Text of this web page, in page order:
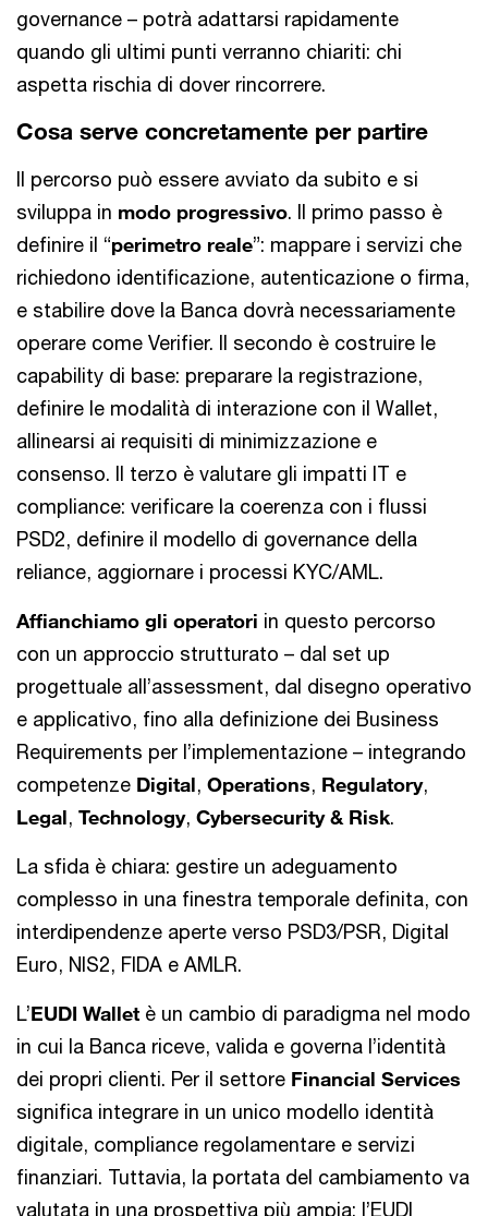
governance – potrà adattarsi rapidamente
quando gli ultimi punti verranno chiariti: chi
aspetta rischia di dover rincorrere.
Cosa serve concretamente per partire
Il percorso può essere avviato da subito e si
sviluppa in modo progressivo. Il primo passo è
definire il “perimetro reale”: mappare i servizi che
richiedono identificazione, autenticazione o firma,
e stabilire dove la Banca dovrà necessariamente
operare come Verifier. Il secondo è costruire le
capability di base: preparare la registrazione,
definire le modalità di interazione con il Wallet,
allinearsi ai requisiti di minimizzazione e
consenso. Il terzo è valutare gli impatti IT e
compliance: verificare la coerenza con i flussi
PSD2, definire il modello di governance della
reliance, aggiornare i processi KYC/AML.
Affianchiamo gli operatori in questo percorso
con un approccio strutturato – dal set up
progettuale all’assessment, dal disegno operativo
e applicativo, fino alla definizione dei Business
Requirements per l’implementazione – integrando
competenze Digital, Operations, Regulatory,
Legal, Technology, Cybersecurity & Risk.
La sfida è chiara: gestire un adeguamento
complesso in una finestra temporale definita, con
interdipendenze aperte verso PSD3/PSR, Digital
Euro, NIS2, FIDA e AMLR.
L’EUDI Wallet è un cambio di paradigma nel modo
in cui la Banca riceve, valida e governa l’identità
dei propri clienti. Per il settore Financial Services
significa integrare in un unico modello identità
digitale, compliance regolamentare e servizi
finanziari. Tuttavia, la portata del cambiamento va
valutata in una prospettiva più ampia: l’EUDI